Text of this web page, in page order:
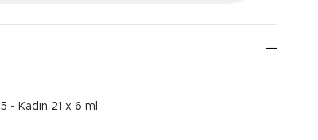
- Kadın 21 x 6 ml